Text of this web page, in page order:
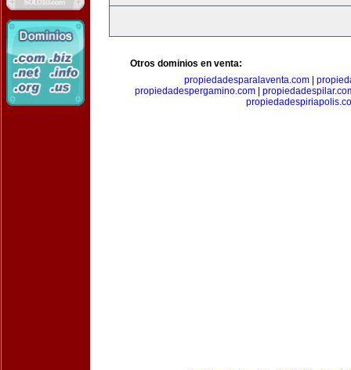
Otros dominios en venta:
propiedadesparalaventa.com|
propiedadespergamino.com|